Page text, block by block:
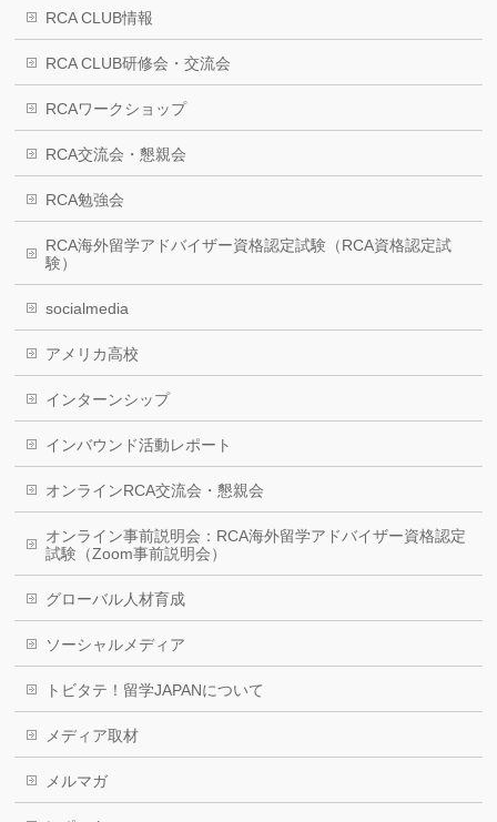
RCA CLUB情報
RCA CLUB研修会・交流会
RCAワークショップ
RCA交流会・懇親会
RCA勉強会
RCA海外留学アドバイザー資格認定試験（RCA資格認定試
験）
socialmedia
アメリカ高校
インターンシップ
インバウンド活動レポート
オンラインRCA交流会・懇親会
オンライン事前説明会：RCA海外留学アドバイザー資格認定
試験（Zoom事前説明会）
グローバル人材育成
ソーシャルメディア
トビタテ！留学JAPANについて
メディア取材
メルマガ